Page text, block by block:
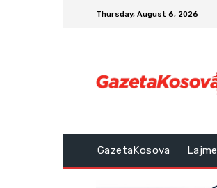
Thursday, August 6, 2026
GazetaKosova Lajme